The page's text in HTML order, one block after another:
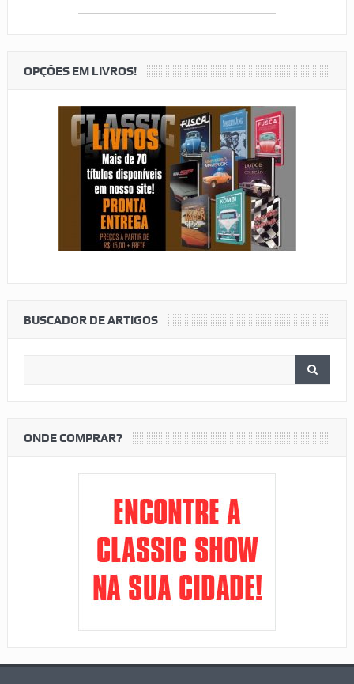
OPÇÕES EM LIVROS!
BUSCADOR DE ARTIGOS
ONDE COMPRAR?